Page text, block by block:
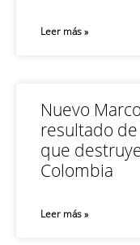
Leer más »
Nuevo
resultado
que
Colombia
Leer más »